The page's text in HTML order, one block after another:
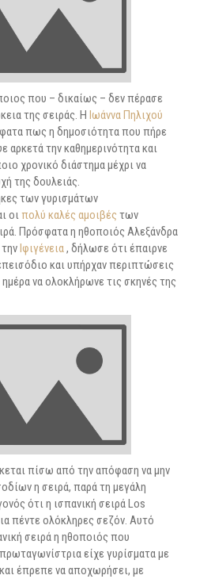
που – δικαίως – δεν πέρασε
της σειράς. Η Ιωάννα Πηλιχού
πως η δημοσιότητα που πήρε
την καθημερινότητα και
χρονικό διάστημα μέχρι να
της δουλειάς.
των γυρισμάτων
οιπολύ καλές αμοιβές των
Πρόσφατα η ηθοποιός Αλεξάνδρα
Ιφιγένεια, δήλωσε ότι έπαιρνε
και υπήρχαν περιπτώσεις
να ολοκλήρωνε τις σκηνές της
πίσω από την απόφαση να μην
η σειρά, παρά τη μεγάλη
ότι η ισπανική σειρά Los
πέντε ολόκληρες σεζόν. Αυτό
σειρά η ηθοποιός που
είχε γυρίσματα με
έπρεπε να αποχωρήσει, με